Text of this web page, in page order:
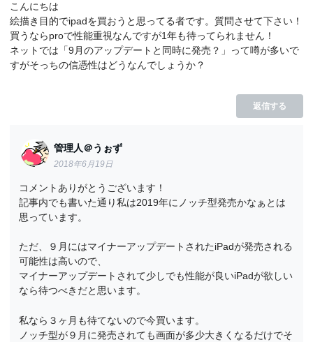
こんにちは
絵描き目的でipadを買おうと思ってる者です。質問させて下さい！
買うならproで性能重視なんですが1年も待ってられません！
ネットでは「9月のアップデートと同時に発売？」って噂が多いで
すがそっちの信憑性はどうなんでしょうか？
返信する
管理人＠うぉず
2018年6月19日
コメントありがとうございます！
記事内でも書いた通り私は2019年にノッチ型発売かなぁとは
思っています。
ただ、９月にはマイナーアップデートされたiPadが発売される
可能性は高いので、
マイナーアップデートされて少しでも性能が良いiPadが欲しい
なら待つべきだと思います。
私なら３ヶ月も待てないので今買います。
ノッチ型が９月に発売されても画面が多少大きくなるだけでそ